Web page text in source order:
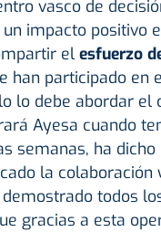
vasco de
impacto positivo
el esfuerzo
han participado en
lo debe abordar el
Ayesa cuando
semanas, ha
la colaboración
todos
gracias a esta